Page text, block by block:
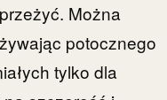
Można
potocznego
tylko dla